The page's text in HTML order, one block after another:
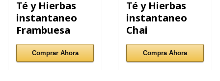
Té y Hierbas
instantaneo
Frambuesa
Comprar Ahora
Té y Hierbas
instantaneo
Chai
Compra Ahora